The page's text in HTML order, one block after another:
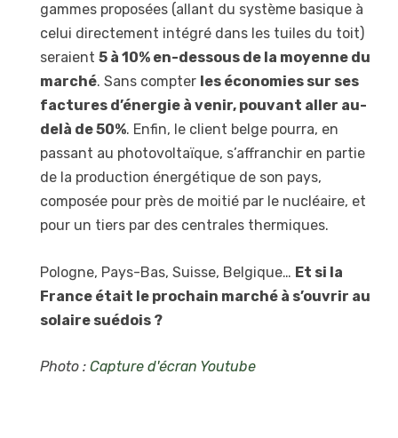
gammes proposées (allant du système basique à
celui directement intégré dans les tuiles du toit)
seraient 5 à 10% en-dessous de la moyenne du
marché. Sans compter les économies sur ses
factures d’énergie à venir, pouvant aller au-
delà de 50%. Enfin, le client belge pourra, en
passant au photovoltaïque, s’affranchir en partie
de la production énergétique de son pays,
composée pour près de moitié par le nucléaire, et
pour un tiers par des centrales thermiques.
Pologne, Pays-Bas, Suisse, Belgique… Et si la
France était le prochain marché à s’ouvrir au
solaire suédois ?
Photo : Capture d'écran Youtube